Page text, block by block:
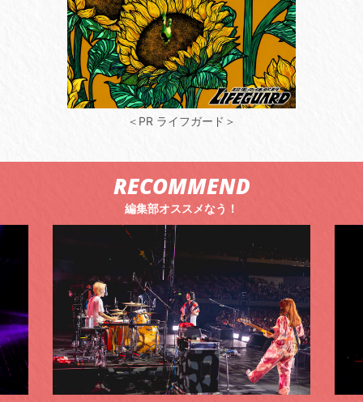
＜PR ライフガード＞
RECOMMEND
編集部オススメなう！